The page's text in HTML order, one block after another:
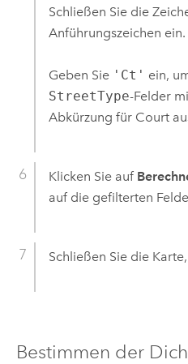
Schließen Sie die
Anführungszeichen ein.
Geben Sie 'Ct' ein,
StreetType-Felder
Abkürzung für Court
Klicken Sie auf
auf die gefilterten
Schließen Sie die
Bestimmen der